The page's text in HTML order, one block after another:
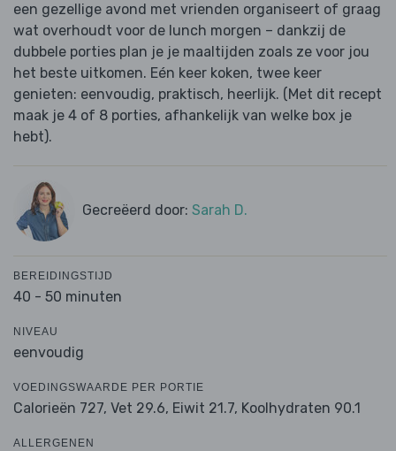
een gezellige avond met vrienden organiseert of graag
wat overhoudt voor de lunch morgen – dankzij de
dubbele porties plan je je maaltijden zoals ze voor jou
het beste uitkomen. Eén keer koken, twee keer
genieten: eenvoudig, praktisch, heerlijk. (Met dit recept
maak je 4 of 8 porties, afhankelijk van welke box je
hebt).
Gecreëerd door: Sarah D.
BEREIDINGSTIJD
40 - 50 minuten
NIVEAU
eenvoudig
VOEDINGSWAARDE PER PORTIE
Calorieën 727, Vet 29.6, Eiwit 21.7, Koolhydraten 90.1
ALLERGENEN